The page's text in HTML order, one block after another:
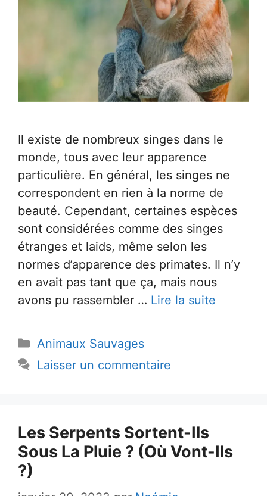
Il existe de nombreux singes dans le
monde, tous avec leur apparence
particulière. En général, les singes ne
correspondent en rien à la norme de
beauté. Cependant, certaines espèces
sont considérées comme des singes
étranges et laids, même selon les
normes d’apparence des primates. Il n’y
en avait pas tant que ça, mais nous
avons pu rassembler … Lire la suite
Catégories
Animaux Sauvages
Laisser un commentaire
Les Serpents Sortent-Ils
Sous La Pluie ? (Où Vont-Ils
?)